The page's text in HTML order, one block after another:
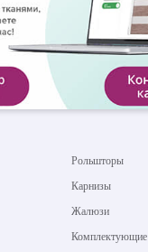
Рольшторы
Карнизы
Жалюзи
Комплектующие